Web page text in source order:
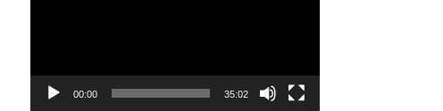
00:00 35:02